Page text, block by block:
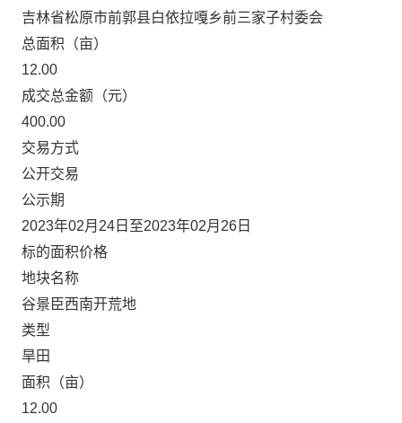
吉林省松原市前郭县白依拉嘎乡前三家子村委会
总面积（亩）
12.00
成交总金额（元）
400.00
交易方式
公开交易
公示期
2023年02月24日至2023年02月26日
标的面积价格
地块名称
谷景臣西南开荒地
类型
旱田
面积（亩）
12.00